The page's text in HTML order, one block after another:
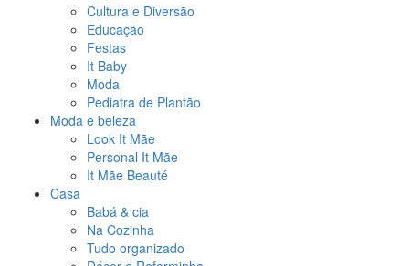
Cultura e Diversão
Educação
Festas
It Baby
Moda
Pediatra de Plantão
Moda e beleza
Look It Mãe
Personal It Mãe
It Mãe Beauté
Casa
Babá & cia
Na Cozinha
Tudo organizado